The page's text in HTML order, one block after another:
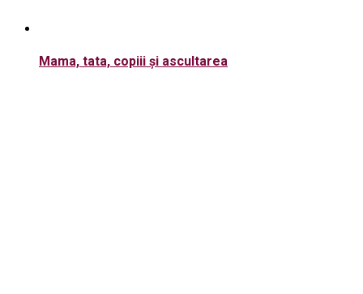
Mama, tata, copiii și ascultarea